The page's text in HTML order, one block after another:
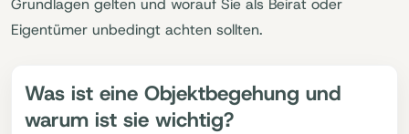
Grundlagen gelten und worauf Sie als Beirat oder
Eigentümer unbedingt achten sollten.
Was ist eine Objektbegehung und
warum ist sie wichtig?